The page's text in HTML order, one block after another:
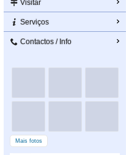
Visitar
Serviços
Contactos / Info
Mais fotos